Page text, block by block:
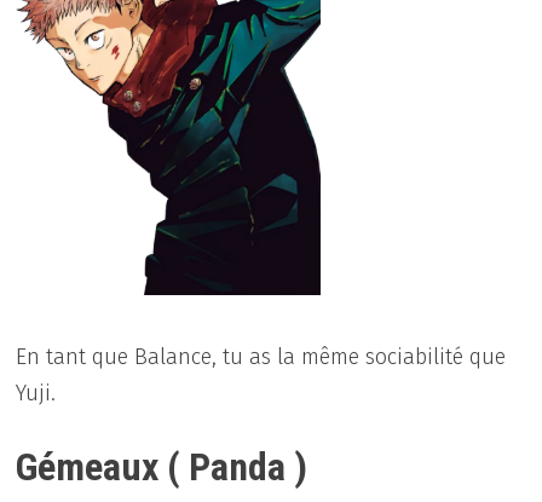
En tant que Balance, tu as la même sociabilité que
Yuji.
Gémeaux ( Panda )